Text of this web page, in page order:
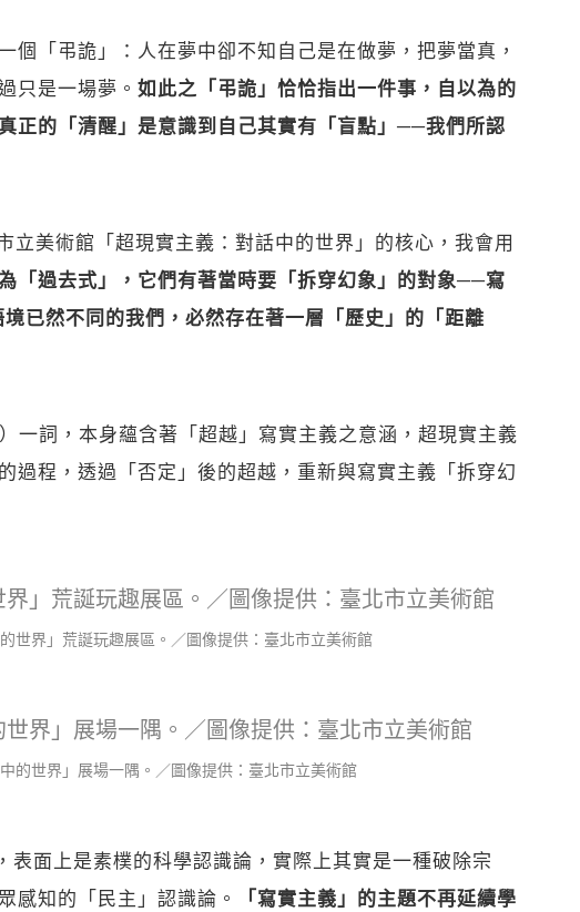
個「弔詭」：人在夢中卻不知自己是在做夢，把夢當真，
只是一場夢。 如此之「弔詭」恰恰指出一件事，自以為的
正的「清醒」是意識到自己其實有「盲點」──我們所認
立美術館「超現實主義：對話中的世界」的核心，我會用
為「過去式」，它們有著當時要「拆穿幻象」的對象──寫
已然不同的我們，必然存在著一層「歷史」的「距離
一詞，本身蘊含著「超越」寫實主義之意涵，超現實主義
過程，透過「否定」後的超越，重新與寫實主義「拆穿幻
世界」荒誕玩趣展區。／圖像提供：臺北市立美術館
中的世界」展場一隅。／圖像提供：臺北市立美術館
面上是素樸的科學認識論，實際上其實是一種破除宗
感知的「民主」認識論。
「寫實主義」的主題不再延續學